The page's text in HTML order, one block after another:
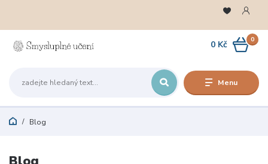
Menu
0
0 Kč
Blog